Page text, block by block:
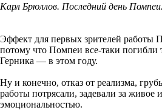
Карл Брюллов. Последний день
Эффект для первых зрителей работы
потому что Помпеи все-таки погибли
Герника — в этом году.
Ну и конечно, отказ от реализма,
работы потрясали, задевали за живое
эмоциональностью.